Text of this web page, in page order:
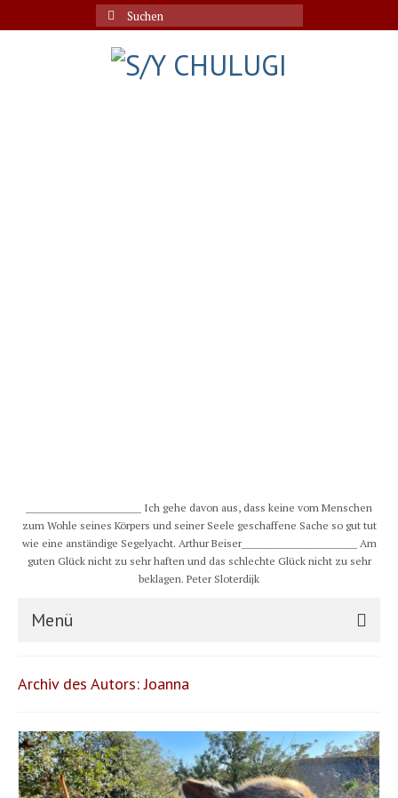
Suche
nach:
__________________________ Ich gehe davon aus, dass keine vom Menschen
zum Wohle seines Körpers und seiner Seele geschaffene Sache so gut tut
wie eine anständige Segelyacht. Arthur Beiser__________________________ Am
guten Glück nicht zu sehr haften und das schlechte Glück nicht zu sehr
beklagen. Peter Sloterdijk
Menü
Crew
Karte und Wind
Archiv des Autors: Joanna